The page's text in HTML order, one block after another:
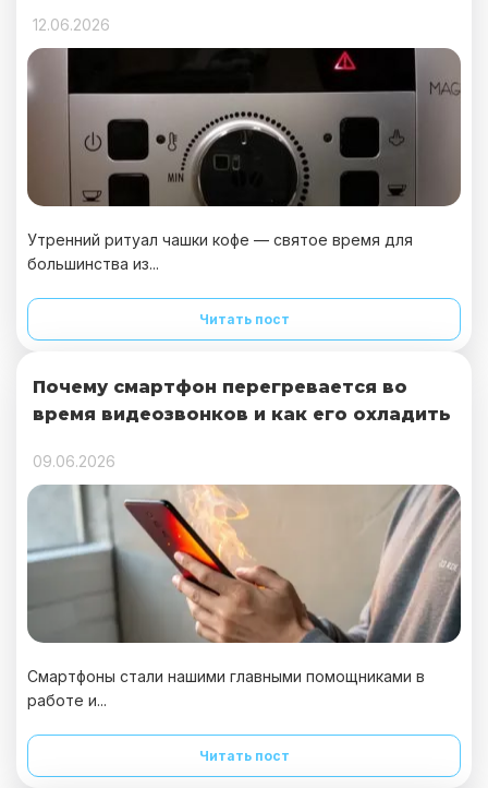
12.06.2026
Утренний ритуал чашки кофе — святое время для
большинства из...
Читать пост
Почему смартфон перегревается во
время видеозвонков и как его охладить
09.06.2026
Смартфоны стали нашими главными помощниками в
работе и...
Читать пост